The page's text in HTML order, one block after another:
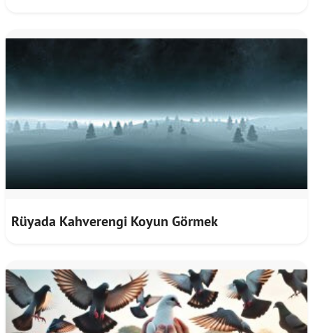
Rüyada Kahverengi Koyun Görmek